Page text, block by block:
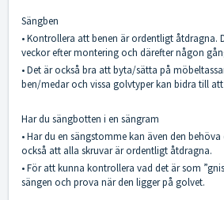
Sängben
• Kontrollera att benen är ordentligt åtdragna.
veckor efter montering och därefter någon
• Det är också bra att byta/sätta på
ben/medar och vissa golvtyper kan bidra till
Har du sängbotten i en sängram
• Har du en sängstomme kan även den
också att alla skruvar är ordentligt åtdragna.
• För att kunna kontrollera vad det är som
sängen och prova när den ligger på golvet.